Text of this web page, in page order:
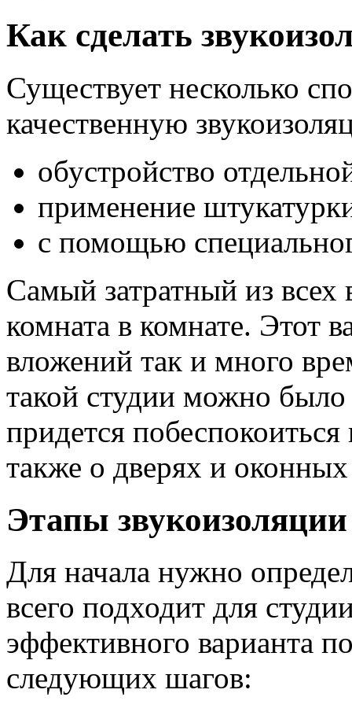
Как сделать
Существует несколько
качественную
обустройство
применение
с помощью
Самый затратный из
комната в комнате. Этот
вложений так и много
такой студии можно
придется
также о дверях и
Этапы звукоизоляции
Для начала нужно
всего подходит для
эффективного варианта
следующих шагов: